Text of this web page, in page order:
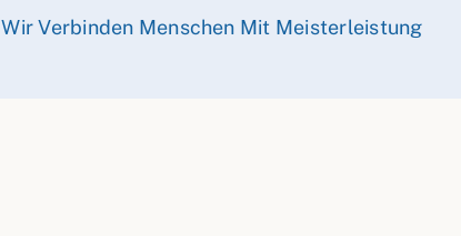
Wir Verbinden Menschen Mit Meisterleistung